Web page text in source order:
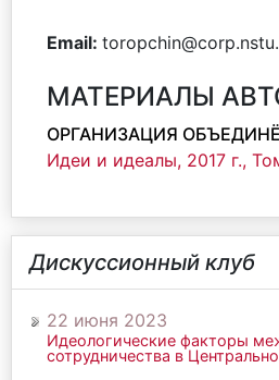
Email:
МАТЕРИАЛЫ
ОРГАНИЗАЦИЯ
Идеи и идеалы, 2017 г.,
Дискуссионный клуб
22 июня 2023
Идеологические факторы
сотрудничества в